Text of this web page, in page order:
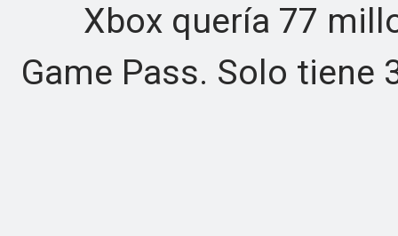
Xbox quería 77
Game Pass. Solo tiene